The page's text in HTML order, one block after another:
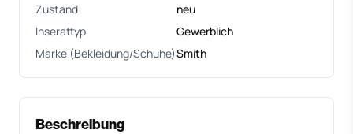
Zustand
neu
Inserattyp
Gewerblich
Marke (Bekleidung/Schuhe)Smith
Beschreibung